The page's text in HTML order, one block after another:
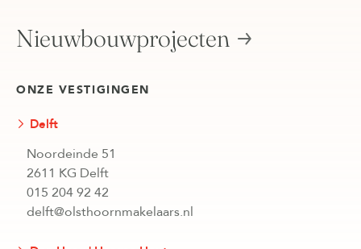
Nieuwbouwprojecten
ONZE VESTIGINGEN
Delft
Noordeinde 51
2611 KG Delft
015 204 92 42
delft@olsthoornmakelaars.nl